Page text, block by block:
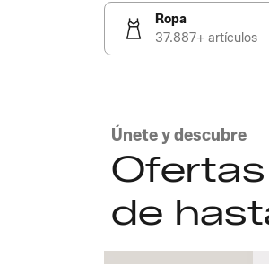
Ropa
37.887+ artículos
Únete y descubre
de